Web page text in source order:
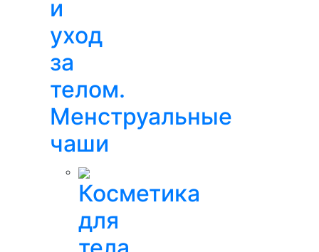
и
уход
за
телом.
Менструальные
чаши
Косметика
для